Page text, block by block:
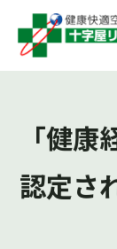
「健
認定さ